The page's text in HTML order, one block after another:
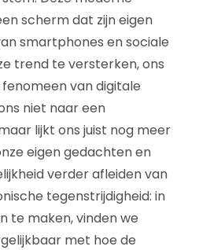
scherm dat zijn eigen
smartphones en sociale
trend te versterken, ons
van digitale
niet naar een
lijkt ons juist nog meer
eigen gedachten en
verder afleiden van
tegenstrijdigheid: in
te maken, vinden we
met hoe de